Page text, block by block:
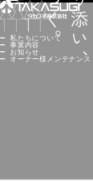
私たちについて
事業内容
お知らせ
オーナー様メンテナンス